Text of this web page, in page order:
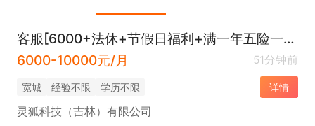
客服[6000+法休+节假日福利+满一年五险一金]
6000-10000元/月
51分钟前
宽城 经验不限 学历不限 详情
灵狐科技（吉林）有限公司